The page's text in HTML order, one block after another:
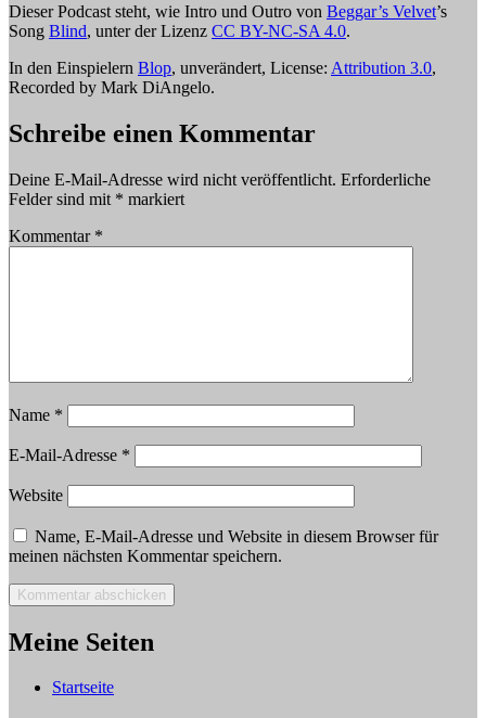
Dieser Podcast steht, wie Intro und Outro von Beggar’s Velvet’s
Song Blind, unter der Lizenz CC BY-NC-SA 4.0.
In den Einspielern Blop, unverändert, License: Attribution 3.0,
Recorded by Mark DiAngelo.
Schreibe einen Kommentar
Deine E-Mail-Adresse wird nicht veröffentlicht. Erforderliche
Felder sind mit * markiert
Kommentar *
Name *
E-Mail-Adresse *
Website
Name, E-Mail-Adresse und Website in diesem Browser für
meinen nächsten Kommentar speichern.
Meine Seiten
Startseite